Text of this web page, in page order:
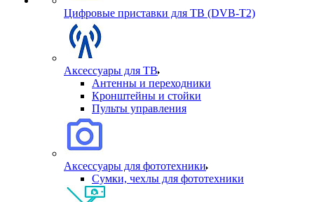
Цифровые приставки для ТВ (DVB-T2)
Аксессуары для ТВ
Антенны и переходники
Кронштейны и стойки
Пульты управления
Аксессуары для фототехники
Сумки, чехлы для фототехники